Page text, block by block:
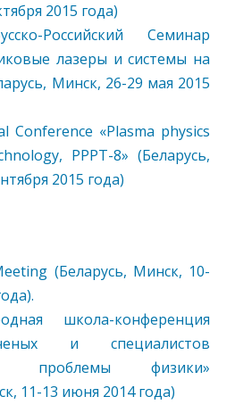
2015 года)
Российский Семинар
лазеры и системы на
Минск, 26-29 мая 2015
Conference «Plasma physics
PPPT-8» (Беларусь,
2015 года)
(Беларусь, Минск, 10-
школа-конференция
и специалистов
проблемы физики»
11-13 июня 2014 года)